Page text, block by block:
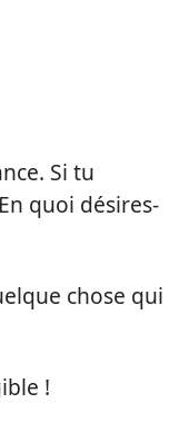
Si tu
quoi désires-
chose qui
!